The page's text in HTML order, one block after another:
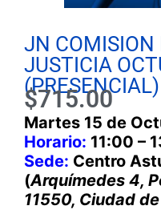
JN COMISION
JUSTICIA
(PRESENCIAL)
$715.00
Martes 15 de
Horario: 11:00 –
Sede: Centro
(Arquímedes 4,
11550, Ciudad